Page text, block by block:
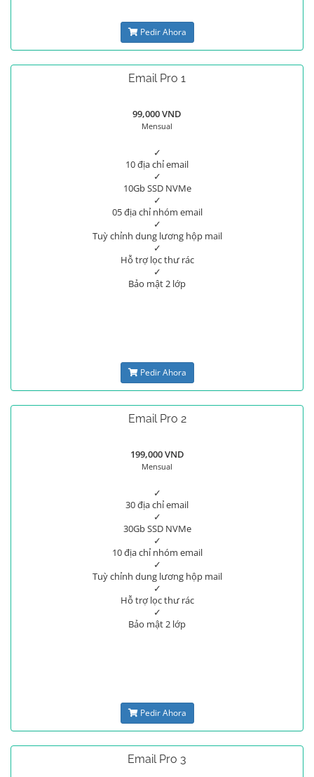
Pedir Ahora
Email Pro 1
99,000 VND
Mensual
✓
10 địa chỉ email
✓
10Gb SSD NVMe
✓
05 địa chỉ nhóm email
✓
Tuỳ chỉnh dung lương hộp mail
✓
Hỗ trợ lọc thư rác
✓
Bảo mật 2 lớp
Pedir Ahora
Email Pro 2
199,000 VND
Mensual
✓
30 địa chỉ email
✓
30Gb SSD NVMe
✓
10 địa chỉ nhóm email
✓
Tuỳ chỉnh dung lương hộp mail
✓
Hỗ trợ lọc thư rác
✓
Bảo mật 2 lớp
Pedir Ahora
Email Pro 3